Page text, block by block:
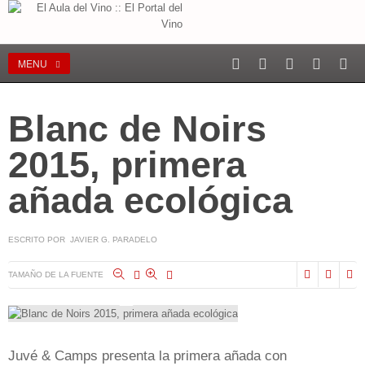
MENU
Blanc de Noirs
2015, primera
añada ecológica
ESCRITO POR JAVIER G. PARADELO
TAMAÑO DE LA FUENTE
Juvé & Camps presenta la primera añada con